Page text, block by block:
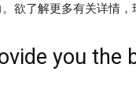
欲了解更多有关详情
you the